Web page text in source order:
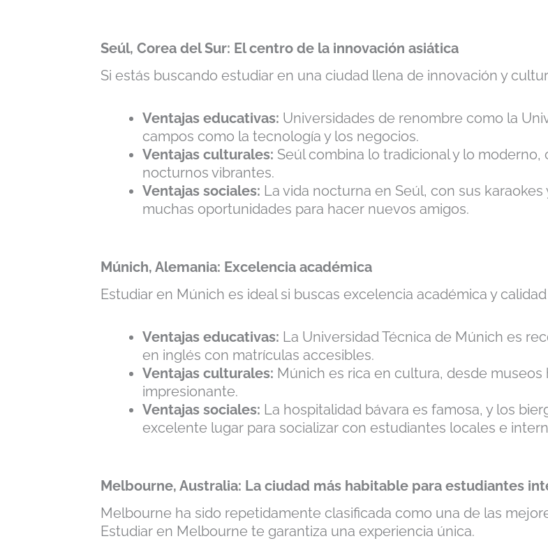
Seúl, Corea del Sur: El centro de la innovación asiática
Si estás buscando estudiar en una ciudad llena de innovación y
Ventajas educativas: Universidades de renombre como la
campos como la tecnología y los negocios.
Ventajas culturales: Seúl combina lo tradicional y lo
nocturnos vibrantes.
Ventajas sociales: La vida nocturna en Seúl, con sus
muchas oportunidades para hacer nuevos amigos.
Múnich, Alemania: Excelencia académica
Estudiar en Múnich es ideal si buscas excelencia académica y
Ventajas educativas: La Universidad Técnica de Múnich es
en inglés con matrículas accesibles.
Ventajas culturales: Múnich es rica en cultura, desde
impresionante.
Ventajas sociales: La hospitalidad bávara es famosa, y los
excelente lugar para socializar con estudiantes locales e
Melbourne, Australia: La ciudad más habitable para estudiantes
Melbourne ha sido repetidamente clasificada como una de las
Estudiar en Melbourne te garantiza una experiencia única.